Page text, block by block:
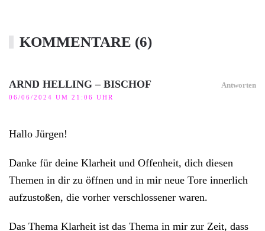
KOMMENTARE (6)
ARND HELLING – BISCHOF
06/06/2024 UM 21:06 UHR
Antworten
Hallo Jürgen!
Danke für deine Klarheit und Offenheit, dich diesen
Themen in dir zu öffnen und in mir neue Tore innerlich
aufzustoßen, die vorher verschlossener waren.
Das Thema Klarheit ist das Thema in mir zur Zeit, dass